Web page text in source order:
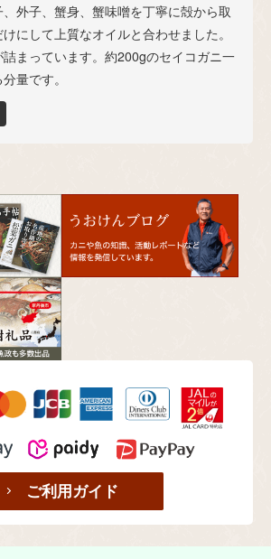
外子、蟹身、蟹味噌を丁寧に殻から取
にして上質なオイルと合わせました。
まっています。約200gのセイコガニ一
量です。
ご利用ガイド